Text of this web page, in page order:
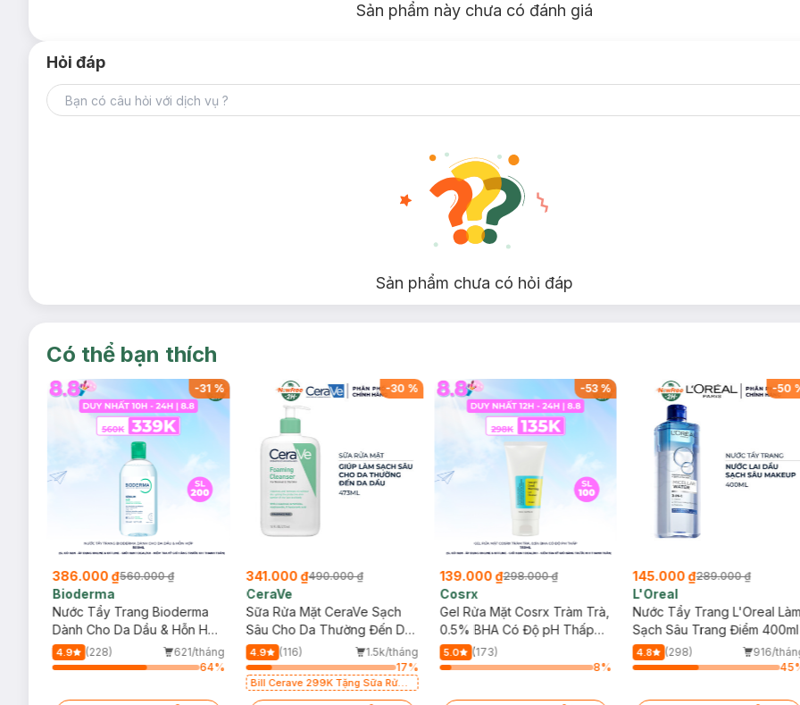
Sản phẩm này chưa có đánh giá
Hỏi đáp
Sản phẩm chưa có hỏi đáp
Có thể bạn thích
-31 %
386.000 ₫560.000 ₫
Bioderma
Nước Tẩy Trang Bioderma
Dành Cho Da Dầu & Hỗn Hợp
500ml
4.9 (228)
621/tháng
64%
-30 %
341.000 ₫490.000 ₫
CeraVe
Sữa Rửa Mặt CeraVe Sạch
Sâu Cho Da Thường Đến Da
Dầu 473ml
4.9 (116)
1.5k/tháng
17%
Bill Cerave 299K Tặng Sữa Rửa
-53%
139.000 ₫298.000 ₫
Cosrx
Gel Rửa Mặt Cosrx Tràm Trà,
0.5% BHA Có Độ pH Thấp
150ml
5.0
(173)
8%
-50
145.000 ₫289.000 ₫
L'Oreal
Nước Tẩy Trang L'Oreal
Sạch Sâu Trang Điểm 400ml
4.8 (298)
916/
45